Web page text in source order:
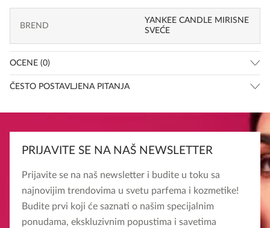
BREND
YANKEE CANDLE MIRISNE
SVEĆE
OCENE (0)
ČESTO POSTAVLJENA PITANJA
PRIJAVITE SE NA NAŠ NEWSLETTER
Prijavite se na naš newsletter i budite u toku sa
najnovijim trendovima u svetu parfema i kozmetike!
Budite prvi koji će saznati o našim specijalnim
ponudama, ekskluzivnim popustima i savetima